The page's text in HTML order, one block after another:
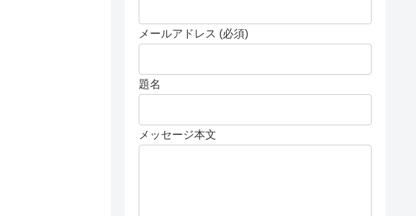
メールアドレス (必須)
題名
メッセージ本文